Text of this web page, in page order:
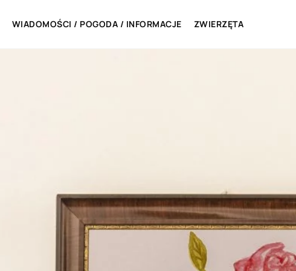
WIADOMOŚCI / POGODA / INFORMACJE ZWIERZĘTA